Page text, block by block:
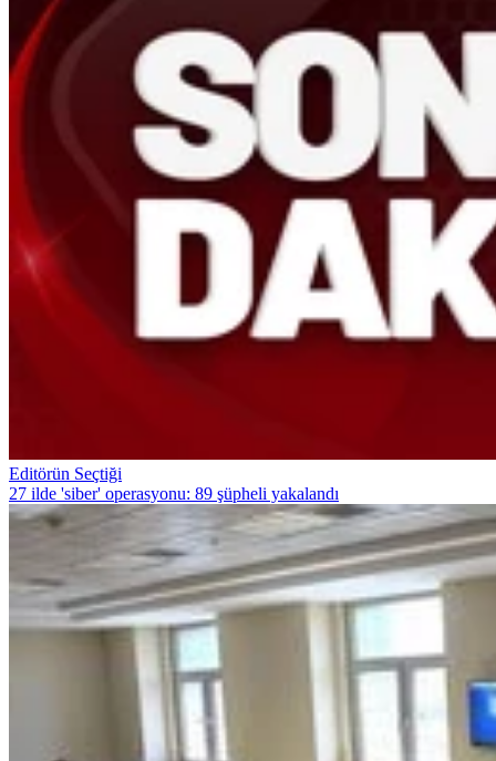
Editörün Seçtiği
27 ilde 'siber' operasyonu: 89 şüpheli yakalandı